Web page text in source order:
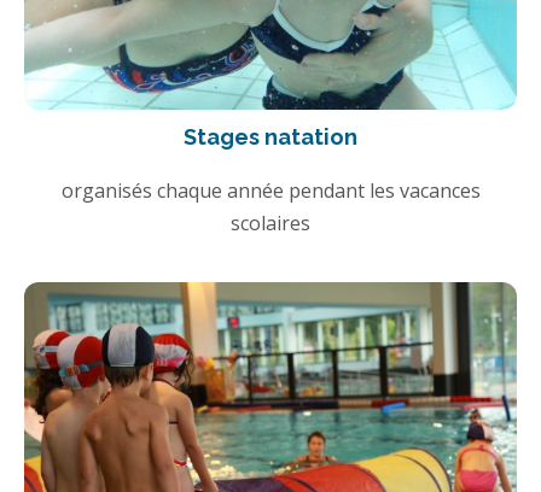
Stages natation
organisés chaque année pendant les vacances
scolaires